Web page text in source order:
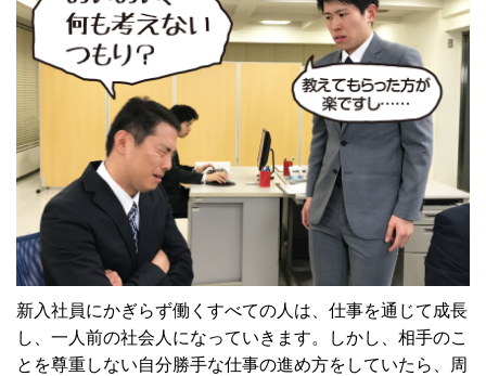
新入社員にかぎらず働くすべての人は、仕事を通じて成長
し、一人前の社会人になっていきます。しかし、相手のこ
とを尊重しない自分勝手な仕事の進め方をしていたら、周